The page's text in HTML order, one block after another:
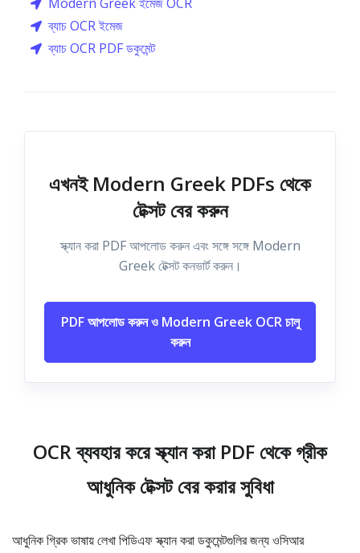
ব্যাচ OCR ইমেজ
ব্যাচ OCR PDF ডকুমেন্ট
এখনই Modern Greek PDFs থেকে
টেক্সট বের করুন
স্ক্যান করা PDF আপলোড করুন এবং সঙ্গে সঙ্গে Modern
Greek টেক্সট কনভার্ট করুন।
PDF আপলোড করুন ও Modern Greek OCR চালু
করুন
OCR ব্যবহার করে স্ক্যান করা PDF থেকে গ্রীক
আধুনিক টেক্সট বের করার সুবিধা
আধুনিক গ্রিক ভাষায় লেখা পিডিএফ স্ক্যান করা ডকুমেন্টগুলির জন্য ওসিআর